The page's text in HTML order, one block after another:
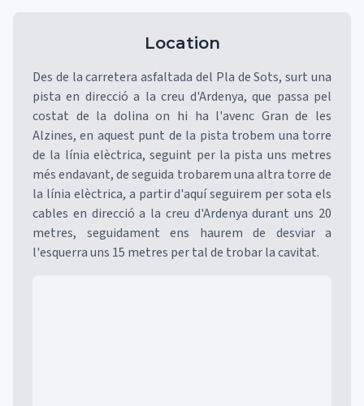
Location
Des de la carretera asfaltada del Pla de Sots, surt una
pista en direcció a la creu d'Ardenya, que passa pel
costat de la dolina on hi ha l'avenc Gran de les
Alzines, en aquest punt de la pista trobem una torre
de la línia elèctrica, seguint per la pista uns metres
més endavant, de seguida trobarem una altra torre de
la línia elèctrica, a partir d'aquí seguirem per sota els
cables en direcció a la creu d'Ardenya durant uns 20
metres, seguidament ens haurem de desviar a
l'esquerra uns 15 metres per tal de trobar la cavitat.